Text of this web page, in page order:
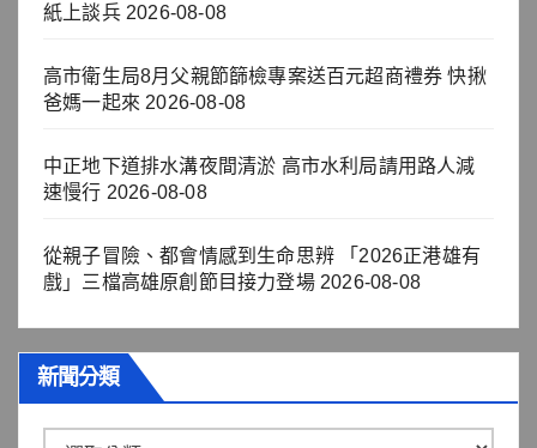
紙上談兵 2026-08-08
高市衛生局8月父親節篩檢專案送百元超商禮券 快揪
爸媽一起來 2026-08-08
中正地下道排水溝夜間清淤 高市水利局請用路人減
速慢行 2026-08-08
從親子冒險、都會情感到生命思辨 「2026正港雄有
戲」三檔高雄原創節目接力登場 2026-08-08
新聞分類